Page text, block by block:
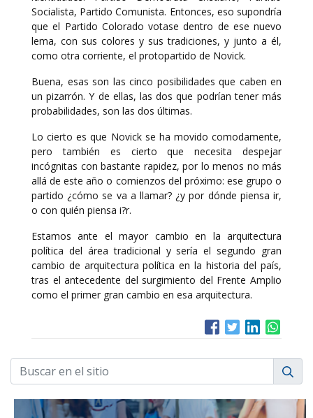
Socialista, Partido Comunista. Entonces, eso supondría
que el Partido Colorado votase dentro de ese nuevo
lema, con sus colores y sus tradiciones, y junto a él,
como otra corriente, el protopartido de Novick.
Buena, esas son las cinco posibilidades que caben en
un pizarrón. Y de ellas, las dos que podrían tener más
probabilidades, son las dos últimas.
Lo cierto es que Novick se ha movido comodamente,
pero también es cierto que necesita despejar
incógnitas con bastante rapidez, por lo menos no más
allá de este año o comienzos del próximo: ese grupo o
partido ¿cómo se va a llamar? ¿y por dónde piensa ir,
o con quién piensa i?r.
Estamos ante el mayor cambio en la arquitectura
política del área tradicional y sería el segundo gran
cambio de arquitectura política en la historia del país,
tras el antecedente del surgimiento del Frente Amplio
como el primer gran cambio en esa arquitectura.